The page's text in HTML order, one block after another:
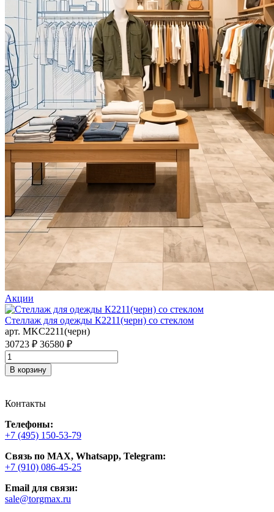
Акции
Стеллаж для одежды К2211(черн) со стеклом
арт. MKC2211(черн)
30723 ₽ 36580 ₽
В корзину
Контакты
Телефоны:
+7 (495) 150-53-79
Связь по MAX, Whatsapp, Telegram:
+7 (910) 086-45-25
Email для связи:
sale@torgmax.ru